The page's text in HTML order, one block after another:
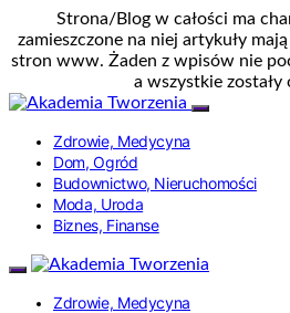
Strona/Blog w całości ma
zamieszczone na niej artykuły
stron www. Żaden z wpisów nie
a wszystkie zostały
Zdrowie, Medycyna
Dom, Ogród
Budownictwo, Nieruchomości
Moda, Uroda
Biznes, Finanse
Zdrowie, Medycyna